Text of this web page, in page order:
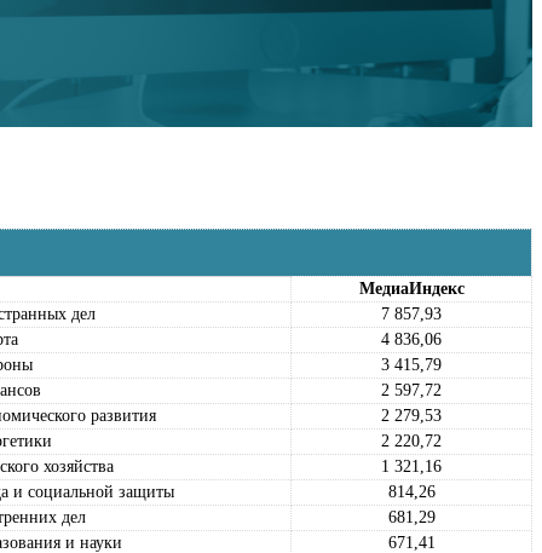
МедиаИндекс
дел
7 857,93
4 836,06
3 415,79
2 597,72
развития
2 279,53
2 220,72
хозяйства
1 321,16
и социальной защиты
814,26
дел
681,29
и науки
671,41